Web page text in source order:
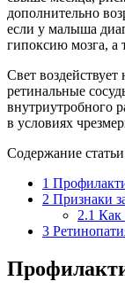
дополнительно
если у малыша
гипоксию мозга, а
Свет
ретинальные
внутриутробного
в условиях
Содержание статьи
1
2 Признаки
2.1 Как
3